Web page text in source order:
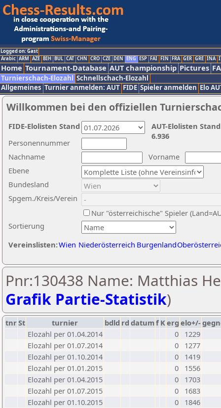
Logged on: Gast
Arabic ARM AZE BIH BUL CAT CHN CRO CZE DEN ENG ESP FAI FIN FRA GER GRE INA
Home Tournament-Database AUT championship Pictures
Turnierschach-Elozahl Schnellschach-Elozahl
Allgemeines Turnier anmelden: AUT FIDE Spieler anmelden Elo
Willkommen bei den offiziellen
Nachname
Vorname
Ebene
Sortierung
Personennummer
Bundesland
Spgem./Kreis/Verein
Nur "österreichische" Spieler
Vereinslisten:Wien Niederösterreich Burgenland
AUT-Elolisten
6.936
FIDE-Elolisten Stand
Pnr:130438 Name: Matthias
Grafik Partie-Statistik)
tnrSt turnier bdld rd datumf Kerg elo+/-
Elozahl per 01.04.2014
0
1229
Elozahl per 01.07.2014
0
1277
Elozahl per 01.10.2014
0
1419
Elozahl per 01.01.2015
0
1556
Elozahl per 01.04.2015
0
1703
Elozahl per 01.07.2015
0
1683
Elozahl per 01.10.2015
0
1846